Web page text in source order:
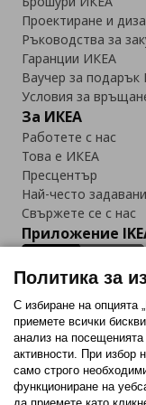
Проектиране и
Ръководства за
Гаранции ИКЕА
Ваучер за
Условия за
За ИКЕА
Работете с нас
Това е ИКЕА
Пресцентър
Най-често
Свържете се с нас
Приложение
Последвайте
FacebookTwitter
Политика за
С избиране на опцията
приемете всички
анализ на
активности. При избор
само строго
функциониране на